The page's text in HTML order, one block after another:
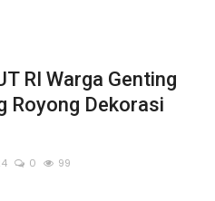
RI Warga Genting
Royong Dekorasi
0 99